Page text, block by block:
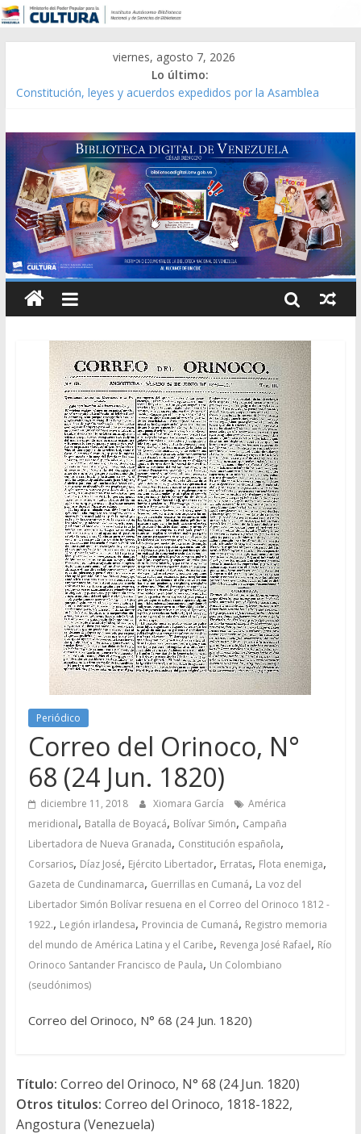
viernes, agosto 7, 2026
Lo último:
Constitución, leyes y acuerdos expedidos por la Asamblea
Modesta Bor Sánchez [material gráfico]
Gaceta Oficial de la República de Venezuela año CXXXIII Mes V,
Caracas 09 de marzo de 2006 N° 38.394
Catálogo temático de obras de Modesta Bor
Periódico
Correo del Orinoco, N°
68 (24 Jun. 1820)
diciembre 11, 2018 Xiomara García
América
meridional, Batalla de Boyacá, Bolívar Simón, Campaña
Libertadora de Nueva Granada, Constitución española,
Corsarios, Díaz José, Ejército Libertador, Erratas, Flota enemiga,
Gazeta de Cundinamarca, Guerrillas en Cumaná, La voz del
Libertador Simón Bolívar resuena en el Correo del Orinoco 1812 -
1922., Legión irlandesa, Provincia de Cumaná, Registro memoria
del mundo de América Latina y el Caribe, Revenga José Rafael, Río
Orinoco Santander Francisco de Paula, Un Colombiano
(seudónimos)
Correo del Orinoco, N° 68 (24 Jun. 1820)
Título: Correo del Orinoco, N° 68 (24 Jun. 1820)
Otros titulos: Correo del Orinoco, 1818-1822,
Angostura (Venezuela)